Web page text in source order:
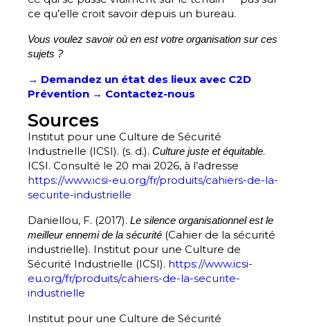
ce qu’elle croit savoir depuis un bureau.
Vous voulez savoir où en est votre organisation sur ces
sujets ?
→ Demandez un état des lieux avec C2D
Prévention → Contactez-nous
Sources
Institut pour une Culture de Sécurité
Industrielle (ICSI). (s. d.). Culture juste et équitable.
ICSI. Consulté le 20 mai 2026, à l’adresse
https://www.icsi-eu.org/fr/produits/cahiers-de-la-
securite-industrielle
Daniellou, F. (2017). Le silence organisationnel est le
meilleur ennemi de la sécurité (Cahier de la sécurité
industrielle). Institut pour une Culture de
Sécurité Industrielle (ICSI). https://www.icsi-
eu.org/fr/produits/cahiers-de-la-securite-
industrielle
Institut pour une Culture de Sécurité